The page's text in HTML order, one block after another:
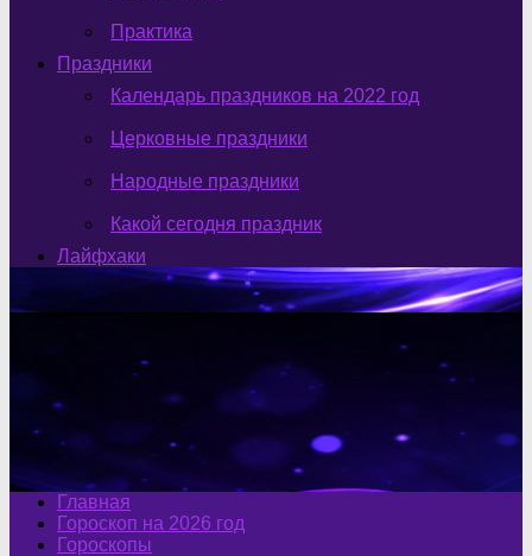
Практика
Праздники
Календарь праздников на 2022 год
Церковные праздники
Народные праздники
Какой сегодня праздник
Лайфхаки
Главная
Гороскоп на 2026 год
Гороскопы